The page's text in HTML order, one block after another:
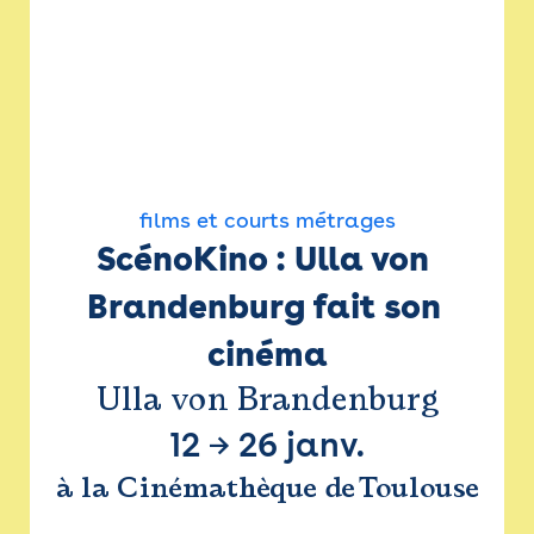
films et courts métrages
ScénoKino : Ulla von
Brandenburg fait son
cinéma
Ulla von Brandenburg
12 → 26 janv.
à la Cinémathèque de Toulouse